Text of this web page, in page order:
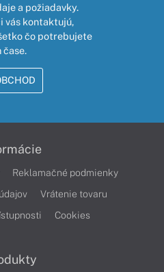
a požiadavky.
vás kontaktujú,
čo potrebujete
čase.
Reklamačné podmienky
Vrátenie tovaru
Cookies